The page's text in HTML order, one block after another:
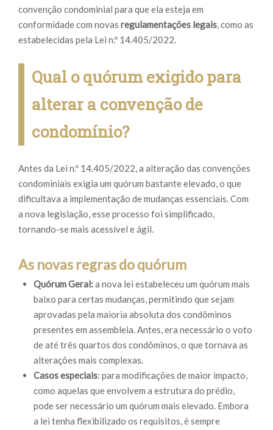
convenção condominial para que ela esteja em
conformidade com novas regulamentações legais, como as
estabelecidas pela Lei n.º 14.405/2022.
Qual o quórum exigido para
alterar a convenção de
condomínio?
Antes da Lei n.º 14.405/2022, a alteração das convenções
condominiais exigia um quórum bastante elevado, o que
dificultava a implementação de mudanças essenciais. Com
a nova legislação, esse processo foi simplificado,
tornando-se mais acessível e ágil.
As novas regras do quórum
Quórum Geral:a nova lei estabeleceu um quórum mais
baixo para certas mudanças, permitindo que sejam
aprovadas pela maioria absoluta dos condôminos
presentes em assembleia. Antes, era necessário o voto
de até três quartos dos condôminos, o que tornava as
alterações mais complexas.
Casos especiais: para modificações de maior impacto,
como aquelas que envolvem a estrutura do prédio,
pode ser necessário um quórum mais elevado. Embora
a lei tenha flexibilizado os requisitos, é sempre